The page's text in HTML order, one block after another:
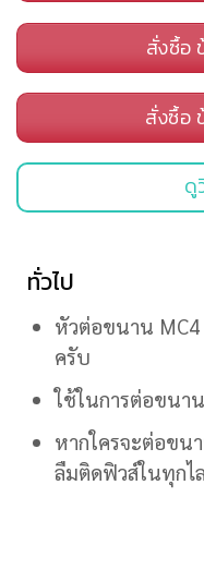
สั่งซื้อ
สั่งซื้อ
ดู
ทั่วไป
หัวต่อขนาน
ครับ
ใช้ในการต่อขนา
หากใครจะต่อขน
ลืมติดฟิวส์ในทุกไ